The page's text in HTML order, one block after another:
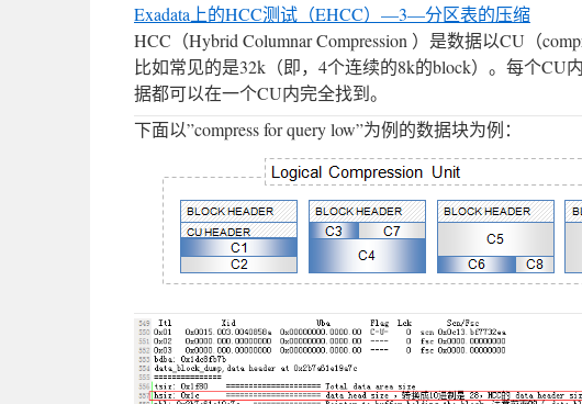
Exadata上的HCC测试（EHCC）—3—分区表的压缩
HCC（Hybrid Columnar Compression ）是数据以CU（
比如常见的是32k（即，4个连续的8k的block）。每个
据都可以在一个CU内完全找到。
下面以”compress for query low”为例的数据块为例：